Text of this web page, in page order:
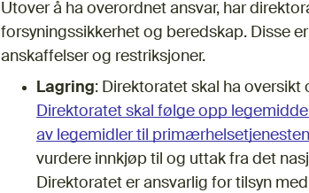
Utover å ha overordnet ansvar, har
forsyningssikkerhet og beredskap. Disse
anskaffelser og restriksjoner.
Lagring: Direktoratet skal ha
Direktoratet skal følge opp
av legemidler til primærhelsetjenesten
vurdere innkjøp til og uttak fra det
Direktoratet er ansvarlig for tilsyn